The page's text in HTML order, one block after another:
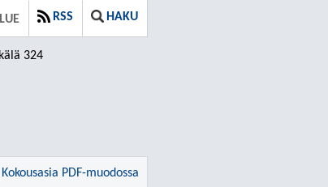
RSS HAKU
324
Kokousasia PDF-muodossa